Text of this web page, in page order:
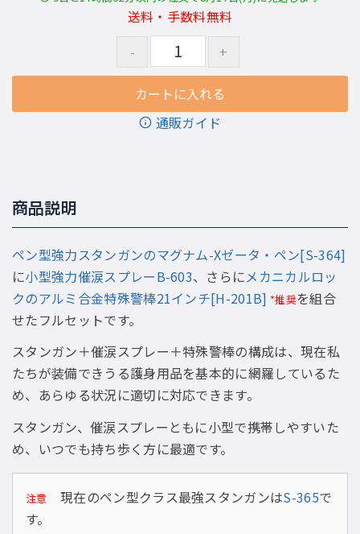
送料・手数料無料
通販ガイド
商品説明
ペン型強力スタンガンのマグナム-Xゼータ・ペン[S-364]
に小型強力催涙スプレーB-603、さらにメカニカルロッ
クのアルミ合金特殊警棒21インチ[H-201B] *推奨を組合
せたフルセットです。
スタンガン＋催涙スプレー＋特殊警棒の構成は、現在私
たちが装備できうる護身用品を基本的に網羅しているた
め、あらゆる状況に適切に対応できます。
スタンガン、催涙スプレーともに小型で携帯しやすいた
め、いつでも持ち歩く方に最適です。
注意 現在のペン型クラス最強スタンガンはS-365で
す。